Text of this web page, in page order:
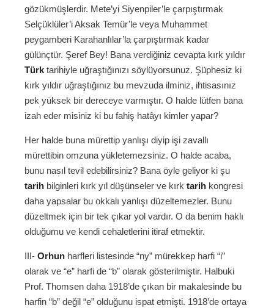
gözükmüşlerdir. Mete’yi Siyenpiler’le çarpıştırmak
Selçüklüler’i Aksak Temür’le veya Muhammet
peygamberi Karahanlılar’la çarpıştırmak kadar
gülünçtür. Şeref Bey! Bana verdiğiniz cevapta kırk yıldır
Türk tarihiyle uğraştığınızı söylüyorsunuz. Şüphesiz ki
kırk yıldır uğraştığınız bu mevzuda ilminiz, ihtisasınız
pek yüksek bir dereceye varmıştır. O halde lütfen bana
izah eder misiniz ki bu fahiş hatâyı kimler yapar?
Her halde buna mürettip yanlışı diyip işi zavallı
mürettibin omzuna yükletemezsiniz. O halde acaba,
bunu nasıl tevil edebilirsiniz? Bana öyle geliyor ki şu
tarih bilginleri kırk yıl düşünseler ve kırk tarih kongresi
daha yapsalar bu okkalı yanlışı düzeltemezler. Bunu
düzeltmek için bir tek çıkar yol vardır. O da benim haklı
olduğumu ve kendi cehaletlerini itiraf etmektir.
III- Orhun harfleri listesinde “ny” mürekkep harfi “i”
olarak ve “e” harfi de “b” olarak gösterilmiştir. Halbuki
Prof. Thomsen daha 1918’de çıkan bir makalesinde bu
harfin “b” değil “e” olduğunu ispat etmişti. 1918’de ortaya